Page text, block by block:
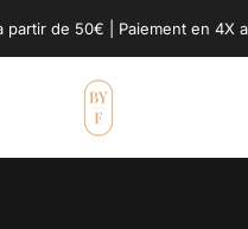
partir de 50€ | Paiement en 4X
BY FOUTAS